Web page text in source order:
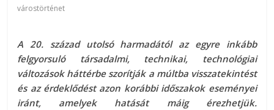
várostörténet
A 20. század utolsó harmadától az egyre inkább
felgyorsuló társadalmi, technikai, technológiai
változások háttérbe szorítják a múltba visszatekintést
és az érdeklődést azon korábbi időszakok eseményei
iránt, amelyek hatását máig érezhetjük.